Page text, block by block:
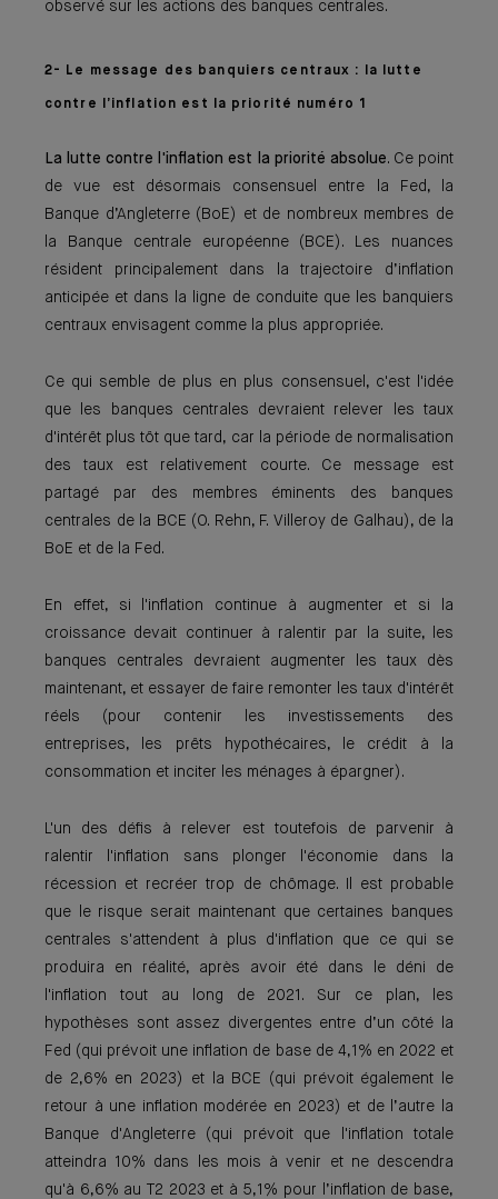
observé sur les actions des banques centrales.
2- Le message des banquiers centraux : la lutte
contre l’inflation est la priorité numéro 1
La lutte contre l'inflation est la priorité absolue. Ce point
de vue est désormais consensuel entre la Fed, la
Banque d’Angleterre (BoE) et de nombreux membres de
la Banque centrale européenne (BCE). Les nuances
résident principalement dans la trajectoire d’inflation
anticipée et dans la ligne de conduite que les banquiers
centraux envisagent comme la plus appropriée.
Ce qui semble de plus en plus consensuel, c'est l'idée
que les banques centrales devraient relever les taux
d'intérêt plus tôt que tard, car la période de normalisation
des taux est relativement courte. Ce message est
partagé par des membres éminents des banques
centrales de la BCE (O. Rehn, F. Villeroy de Galhau), de la
BoE et de la Fed.
En effet, si l'inflation continue à augmenter et si la
croissance devait continuer à ralentir par la suite, les
banques centrales devraient augmenter les taux dès
maintenant, et essayer de faire remonter les taux d'intérêt
réels (pour contenir les investissements des
entreprises, les prêts hypothécaires, le crédit à la
consommation et inciter les ménages à épargner).
L'un des défis à relever est toutefois de parvenir à
ralentir l'inflation sans plonger l'économie dans la
récession et recréer trop de chômage. Il est probable
que le risque serait maintenant que certaines banques
centrales s'attendent à plus d'inflation que ce qui se
produira en réalité, après avoir été dans le déni de
l'inflation tout au long de 2021. Sur ce plan, les
hypothèses sont assez divergentes entre d’un côté la
Fed (qui prévoit une inflation de base de 4,1% en 2022 et
de 2,6% en 2023) et la BCE (qui prévoit également le
retour à une inflation modérée en 2023) et de l’autre la
Banque d'Angleterre (qui prévoit que l'inflation totale
atteindra 10% dans les mois à venir et ne descendra
qu'à 6,6% au T2 2023 et à 5,1% pour l’inflation de base,